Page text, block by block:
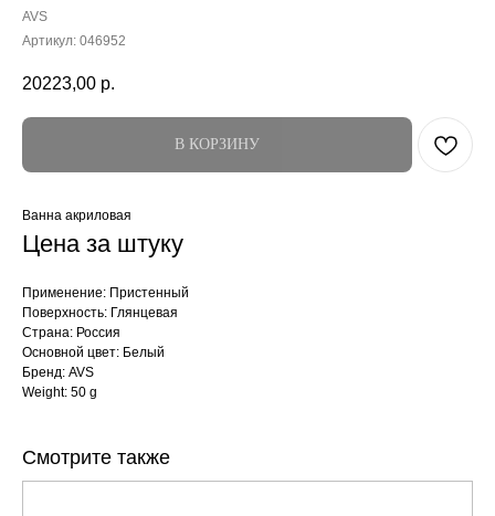
AVS
Артикул: 046952
20223,00 р.
В КОРЗИНУ
Ванна акриловая
Цена за штуку
Применение: Пристенный
Поверхность: Глянцевая
Страна: Россия
Основной цвет: Белый
Бренд: AVS
Weight: 50 g
Смотрите также